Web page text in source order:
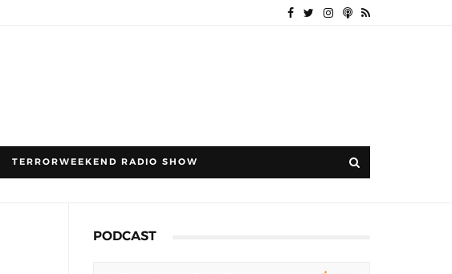
TERRORWEEKEND RADIO SHOW
PODCAST